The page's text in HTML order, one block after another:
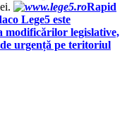
Rapid
Lege5 este
legislative,
urgență pe teritoriul